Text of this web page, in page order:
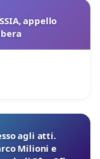
appello
agli atti.
Milioni e